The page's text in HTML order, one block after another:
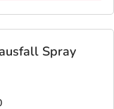
Spray